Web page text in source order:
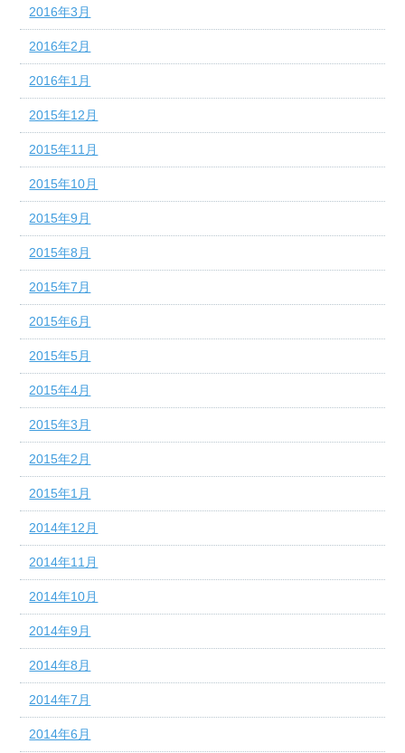
2016年3月
2016年2月
2016年1月
2015年12月
2015年11月
2015年10月
2015年9月
2015年8月
2015年7月
2015年6月
2015年5月
2015年4月
2015年3月
2015年2月
2015年1月
2014年12月
2014年11月
2014年10月
2014年9月
2014年8月
2014年7月
2014年6月